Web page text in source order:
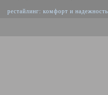
рестайлинг: комфорт и надежность